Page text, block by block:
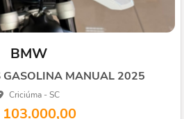
BMW
MANUAL 2025
Criciúma - SC
103.000,00